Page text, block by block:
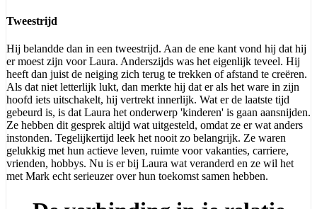
Tweestrijd
Hij belandde dan in een tweestrijd. Aan de ene kant vond hij dat hij
er moest zijn voor Laura. Anderszijds was het eigenlijk teveel. Hij
heeft dan juist de neiging zich terug te trekken of afstand te creëren.
Als dat niet letterlijk lukt, dan merkte hij dat er als het ware in zijn
hoofd iets uitschakelt, hij vertrekt innerlijk. Wat er de laatste tijd
gebeurd is, is dat Laura het onderwerp 'kinderen' is gaan aansnijden.
Ze hebben dit gesprek altijd wat uitgesteld, omdat ze er wat anders
instonden. Tegelijkertijd leek het nooit zo belangrijk. Ze waren
gelukkig met hun actieve leven, ruimte voor vakanties, carriere,
vrienden, hobbys. Nu is er bij Laura wat veranderd en ze wil het
met Mark echt serieuzer over hun toekomst samen hebben.